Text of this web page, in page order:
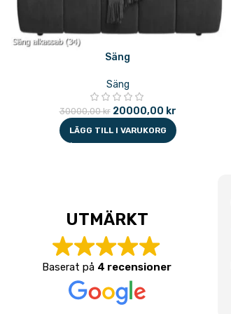
Säng
Säng
30000,00kr 20000,00 kr
LÄGG TILL I VARUKORG
UTMÄRKT
Baserat på 4 recensioner